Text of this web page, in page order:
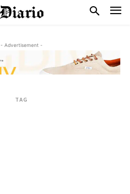
- Advertisement -
TAG